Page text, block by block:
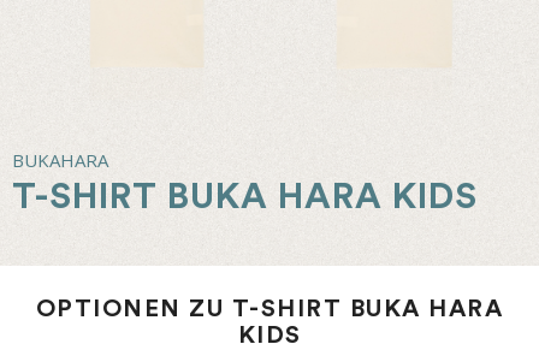
BUKAHARA
T-SHIRT BUKA HARA KIDS
OPTIONEN ZU T-SHIRT BUKA HARA
KIDS